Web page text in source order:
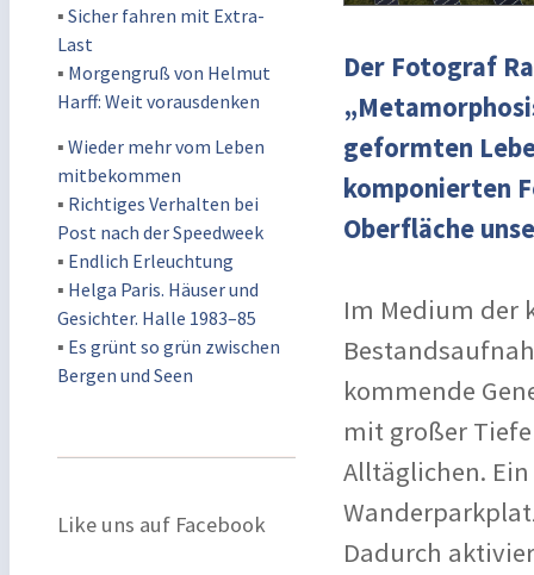
▪ Sicher fahren mit Extra-
Last
▪ Morgengruß von Helmut
Harff: Weit vorausdenken
▪ Wieder mehr vom Leben
mitbekommen
▪ Richtiges Verhalten bei
Post nach der Speedweek
▪ Endlich Erleuchtung
▪ Helga Paris. Häuser und
Gesichter. Halle 1983–85
▪ Es grünt so grün zwischen
Bergen und Seen
Like uns auf Facebook
Der Fotograf
geformten
komponierten
Oberfläche
Im Medium der
kommende
mit großer
Alltäglichen.
Dadurch